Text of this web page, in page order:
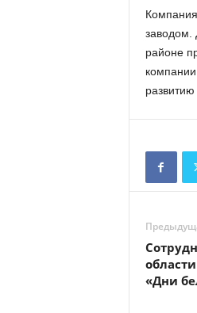
заводом.
районе
развитию
«Дни